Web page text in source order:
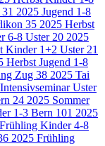
31 2025 Jugend 1-8
35 2025 Herbst
6-8 Uster 20 2025
Kinder 1+2 Uster 21
Herbst Jugend 1-8
Zug 38 2025 Tai
Uster
24 2025 Sommer
1-3 Bern 101 2025
Kinder 4-8
2025 Frühling